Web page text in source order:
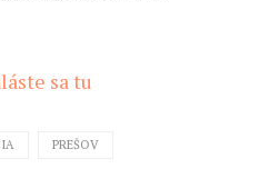
sa tu
PREŠOV